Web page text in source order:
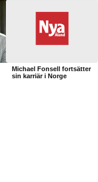
Michael Fonsell fortsätter
sin karriär i Norge